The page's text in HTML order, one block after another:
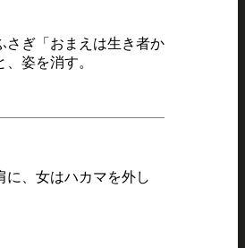
さぎ「おまえは生き者か
姿を消す。
に、女はハカマを外し